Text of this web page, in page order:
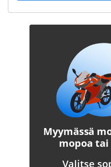
Myymässä
mopoa tai
Valitse